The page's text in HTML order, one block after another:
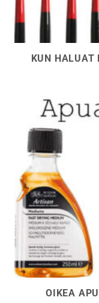
KUN HALUAT
OIKEA